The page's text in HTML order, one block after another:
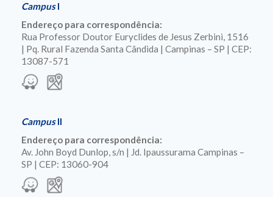
CampusI
Endereço para correspondência:
Rua Professor Doutor Euryclides de Jesus Zerbini, 1516
| Pq. Rural Fazenda Santa Cândida | Campinas – SP | CEP:
13087-571
CampusII
Endereço para correspondência:
Av. John Boyd Dunlop, s/n | Jd. Ipaussurama Campinas –
SP | CEP: 13060-904